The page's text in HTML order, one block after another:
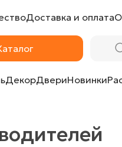
Доставка и оплата
ДекорДвериНовинки